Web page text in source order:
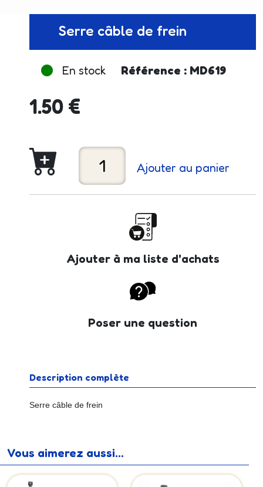
Serre câble de frein
En stock Référence : MD619
1.50 €
Ajouter au panier
Ajouter à ma liste d'achats
Poser une question
Description complète
Serre câble de frein
Vous aimerez aussi...